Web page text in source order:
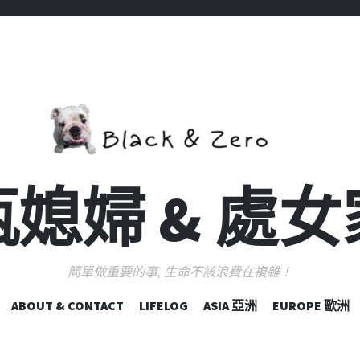
婦 & 處
簡單做重要的事, 生命不該浪費在複雜！
跳
ABOUT & CONTACT LIFELOG ASIA 亞洲 EUROPE 歐洲